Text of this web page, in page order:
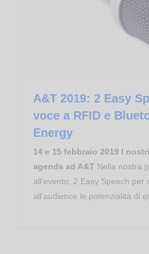
A&T 2019: 2 Easy
voce a RFID e
Energy
14 e 15 febbraio 2019 I
agenda ad A&T Nella nostra
all'evento, 2 Easy Speech per
all'audience le potenzialità di